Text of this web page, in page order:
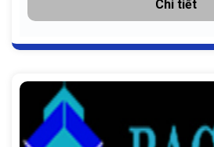
Chi tiết